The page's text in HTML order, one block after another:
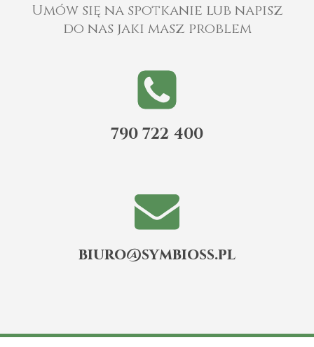
Umów się na spotkanie lub napisz
do nas jaki masz problem
790 722 400
biuro@symbioss.pl